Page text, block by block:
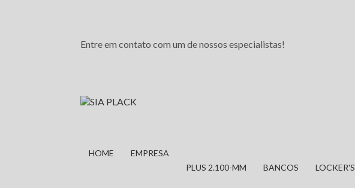
Entre em contato com um de nossos especialistas!
HOME EMPRESA
PLUS 2.100-MM BANCOS LOCKER'S